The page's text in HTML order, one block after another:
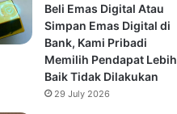
Beli Emas Digital Atau
Simpan Emas Digital di
Bank, Kami Pribadi
Memilih Pendapat Lebih
Baik Tidak Dilakukan
29 July 2026